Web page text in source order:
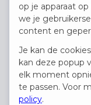
Land
op je apparaat
we je
content en
Je kan de
kan deze popup
elk moment
te passen. Voor
policy.